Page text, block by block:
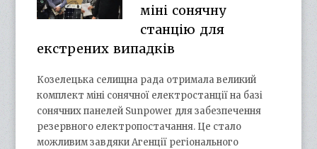
міні сонячну
станцію для
екстрених випадків
Козелецька селищна рада отримала великий
комплект міні сонячної електростанції на базі
сонячних панелей Sunpower для забезпечення
резервного електропостачання. Це стало
можливим завдяки Агенції регіонального